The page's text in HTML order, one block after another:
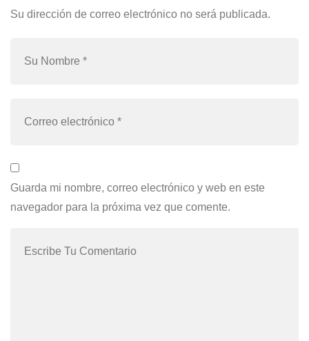
Su dirección de correo electrónico no será publicada.
Guarda mi nombre, correo electrónico y web en este
navegador para la próxima vez que comente.